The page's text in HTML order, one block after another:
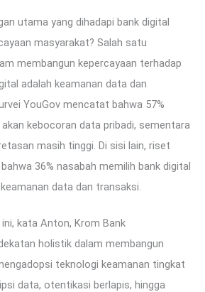
utama yang dihadapi bank digital
masyarakat? Salah satu
membangun kepercayaan terhadap
adalah keamanan data dan
YouGov mencatat bahwa 57%
kebocoran data pribadi, sementara
masih tinggi. Di sisi lain, riset
36% nasabah memilih bank digital
data dan transaksi.
kata Anton, Krom Bank
holistik dalam membangun
teknologi keamanan tingkat
data, otentikasi berlapis, hingga